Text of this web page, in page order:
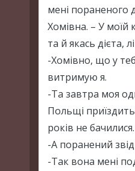
мені пораненого
Хомівна. – У моїй
та й якась дієта,
-Хомівно, що у
витримую я.
-Та завтра моя
Польщі
років не бачилися.
-А поранений
-Так вона мені